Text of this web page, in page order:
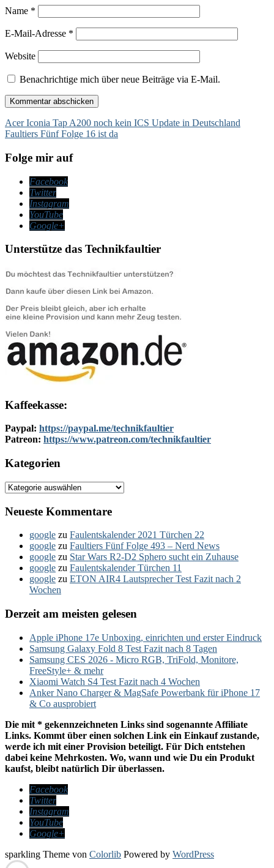
Name *
E-Mail-Adresse *
Website
Benachrichtige mich über neue Beiträge via E-Mail.
Beitragsnavigation
Acer Iconia Tap A200 noch kein ICS Update in Deutschland
Faultiers Fünf Folge 16 ist da
Folge mir auf
Facebook
Twitter
Instagram
YouTube
Google+
Unterstütze das Technikfaultier
Kaffeekasse:
Paypal: https://paypal.me/technikfaultier
Patreon: https://www.patreon.com/technikfaultier
Kategorien
Kategorien
Neueste Kommentare
google zu Faulentskalender 2021 Türchen 22
google zu Faultiers Fünf Folge 493 – Nerd News
google zu Star Wars R2-D2 Sphero sucht ein Zuhause
google zu Faulentskalender Türchen 11
google zu ETON AIR4 Lautsprecher Test Fazit nach 2
Wochen
Derzeit am meisten gelesen
Apple iPhone 17e Unboxing, einrichten und erster Eindruck
Samsung Galaxy Fold 8 Test Fazit nach 8 Tagen
Samsung CES 2026 - Micro RGB, TriFold, Monitore,
FreeStyle+ & mehr
Xiaomi Watch S4 Test Fazit nach 4 Wochen
Anker Nano Charger & MagSafe Powerbank für iPhone 17
& Co ausprobiert
Die mit * gekennzeichneten Links sind sogenannte Affiliate
Links. Kommt über einen solchen Link ein Einkauf zustande,
werde ich mit einer Provision beteiligt. Für Dich entstehen
dabei keine Mehrkosten. Wo, wann und wie Du ein Produkt
kaufst, bleibt natürlich Dir überlassen.
Facebook
Twitter
Instagram
YouTube
Google+
sparkling Theme von Colorlib Powered by WordPress